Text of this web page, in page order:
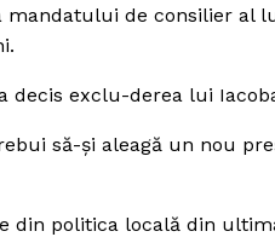
de consilier al
decis exclu-derea lui
să-şi aleagă un nou
politica locală din